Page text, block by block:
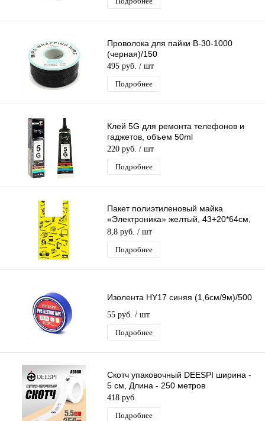
Проволока для пайки B-30-1000
(черная)/150
495 руб. / шт
Подробнее
Клей 5G для ремонта телефонов и
гаджетов, объем 50ml
220 руб. / шт
Подробнее
Пакет полиэтиленовый майка
«Электроника» желтый, 43+20*64см,
23 мкм
8,8 руб. / шт
Подробнее
Изолента HY17 синяя (1,6см/9м)/500
55 руб. / шт
Подробнее
Скотч упаковочный DEESPI ширина -
5 см, Длина - 250 метров
418 руб.
Подробнее